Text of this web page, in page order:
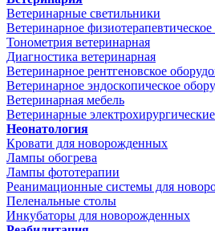
Ветеринарные светильники
Ветеринарное
Тонометрия ветеринарная
Диагностика ветеринарная
Ветеринарное рентгеновское
Ветеринарное эндоскопическое
Ветеринарная мебель
Ветеринарные
Неонатология
Кровати для новорожденных
Лампы обогрева
Лампы фототерапии
Реанимационные системы для
Пеленальные столы
Инкубаторы для новорожденных